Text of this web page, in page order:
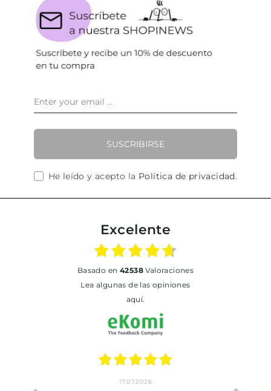
SUSCRIBIRSE
He leído y acepto la Política de privacidad.
Excelente
basado en 42538Valoraciones
Lea algunas de las opiniones
aquí.
17.07.2026